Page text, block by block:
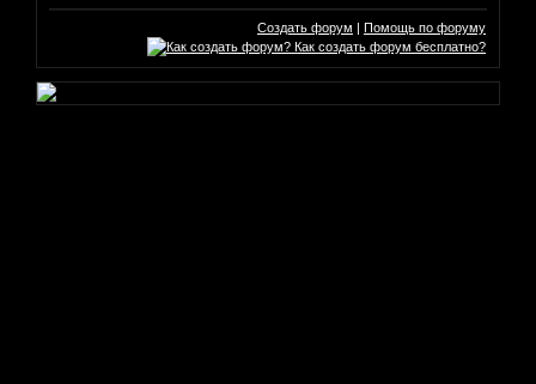
Создать форум Помощь по форуму